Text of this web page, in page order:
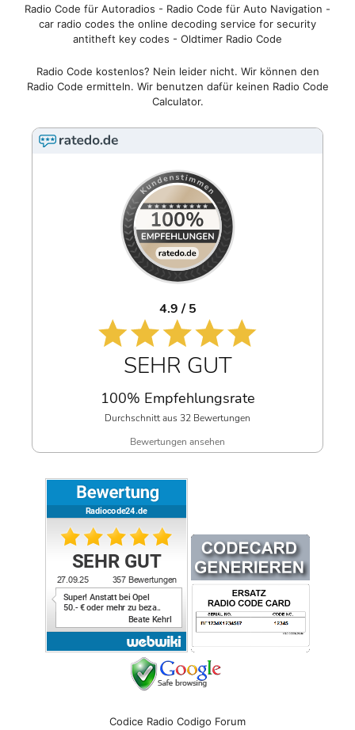
Radio Code für Autoradios - Radio Code für Auto Navigation -
car radio codes the online decoding service for security
antitheft key codes - Oldtimer Radio Code
Radio Code kostenlos? Nein leider nicht. Wir können den
Radio Code ermitteln. Wir benutzen dafür keinen Radio Code
Calculator.
4.9 / 5
SEHR GUT
100% Empfehlungsrate
Durchschnitt aus 32 Bewertungen
Bewertungen ansehen
Codice Radio Codigo Forum